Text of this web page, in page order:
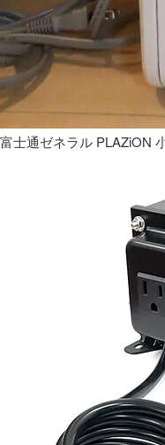
富士通ゼネラル PLAZiON